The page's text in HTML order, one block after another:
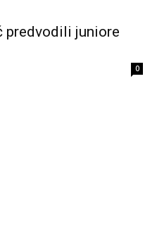
predvodili juniore
0